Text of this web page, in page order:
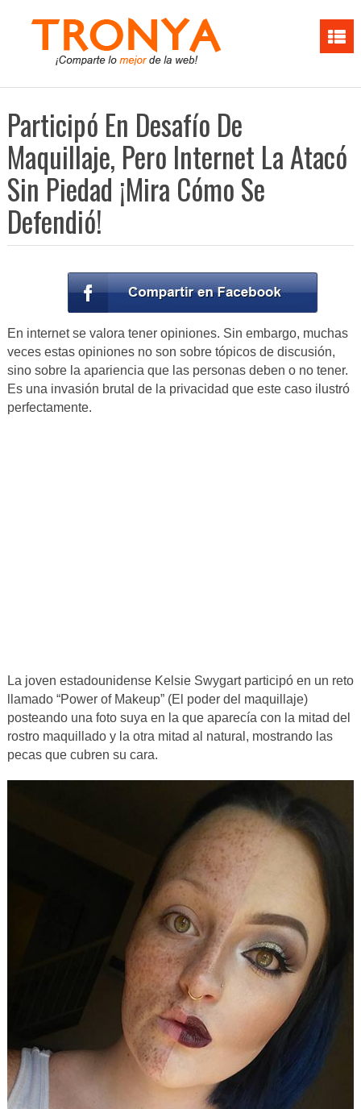
Participó En Desafío De
Maquillaje, Pero Internet La Atacó
Sin Piedad ¡Mira Cómo Se
Defendió!
En internet se valora tener opiniones. Sin embargo, muchas
veces estas opiniones no son sobre tópicos de discusión,
sino sobre la apariencia que las personas deben o no tener.
Es una invasión brutal de la privacidad que este caso ilustró
perfectamente.
La joven estadounidense Kelsie Swygart participó en un reto
llamado “Power of Makeup” (El poder del maquillaje)
posteando una foto suya en la que aparecía con la mitad del
rostro maquillado y la otra mitad al natural, mostrando las
pecas que cubren su cara.